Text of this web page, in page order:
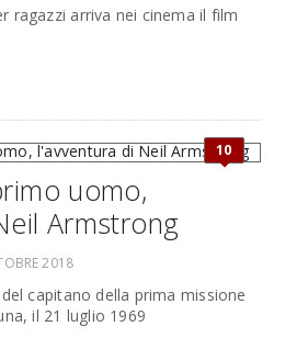
ragazzi arriva nei cinema il film
10
uomo,
Armstrong
2018
capitano della prima missione
il 21 luglio 1969